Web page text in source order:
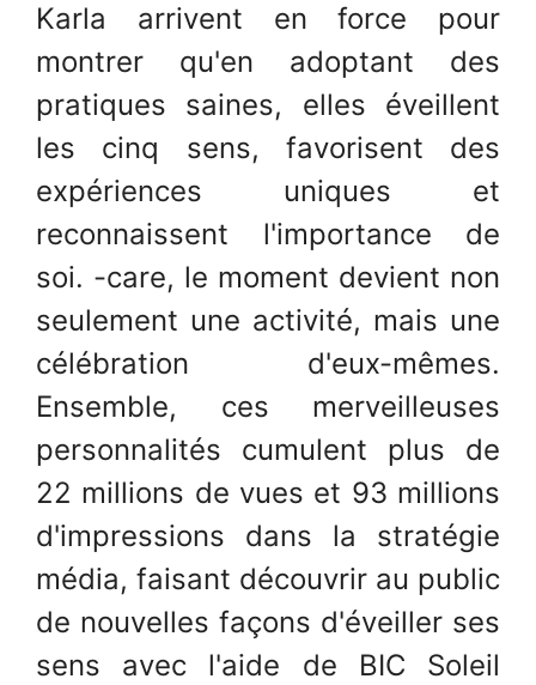
Karla arrivent en force pour
montrer qu'en adoptant des
pratiques saines, elles éveillent
les cinq sens, favorisent des
expériences uniques et
reconnaissent l'importance de
soi. -care, le moment devient non
seulement une activité, mais une
célébration d'eux-mêmes.
Ensemble, ces merveilleuses
personnalités cumulent plus de
22 millions de vues et 93 millions
d'impressions dans la stratégie
média, faisant découvrir au public
de nouvelles façons d'éveiller ses
sens avec l'aide de BIC Soleil